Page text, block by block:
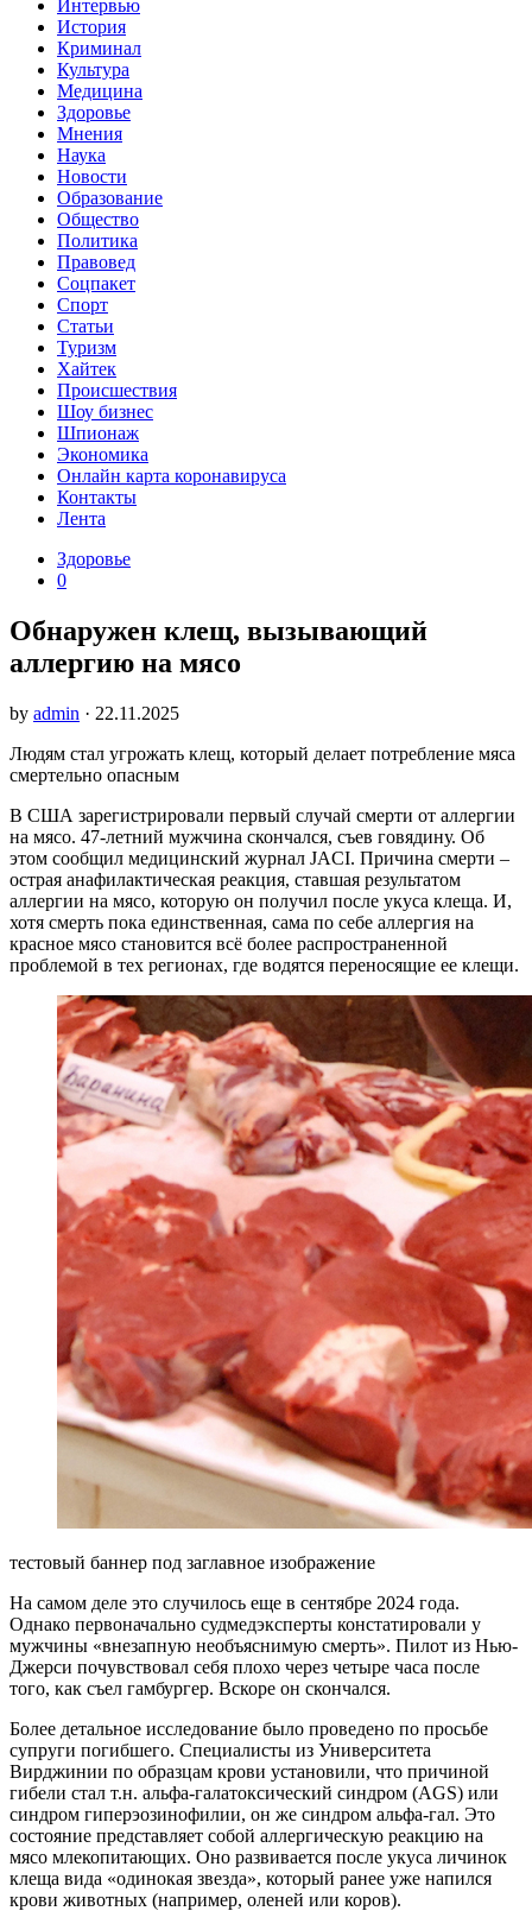
Интервью
История
Криминал
Культура
Медицина
Current
Page
Parent
Здоровье
Мнения
Наука
Новости
Образование
Общество
Политика
Правовед
Соцпакет
Спорт
Статьи
Туризм
Хайтек
Происшествия
Шоу бизнес
Шпионаж
Экономика
Онлайн карта коронавируса
Контакты
Лента
Здоровье
0
Обнаружен клещ, вызывающий
аллергию на мясо
by admin · 22.11.2025
Людям стал угрожать клещ, который делает потребление мяса
смертельно опасным
В США зарегистрировали первый случай смерти от аллергии
на мясо. 47-летний мужчина скончался, съев говядину. Об
этом сообщил медицинский журнал JACI. Причина смерти –
острая анафилактическая реакция, ставшая результатом
аллергии на мясо, которую он получил после укуса клеща. И,
хотя смерть пока единственная, сама по себе аллергия на
красное мясо становится всё более распространенной
проблемой в тех регионах, где водятся переносящие ее клещи.
тестовый баннер под заглавное изображение
На самом деле это случилось еще в сентябре 2024 года.
Однако первоначально судмедэксперты констатировали у
мужчины «внезапную необъяснимую смерть». Пилот из Нью-
Джерси почувствовал себя плохо через четыре часа после
того, как съел гамбургер. Вскоре он скончался.
Более детальное исследование было проведено по просьбе
супруги погибшего. Специалисты из Университета
Вирджинии по образцам крови установили, что причиной
гибели стал т.н. альфа-галатоксический синдром (AGS) или
синдром гиперэозинофилии, он же синдром альфа-гал. Это
состояние представляет собой аллергическую реакцию на
мясо млекопитающих. Оно развивается после укуса личинок
клеща вида «одинокая звезда», который ранее уже напился
крови животных (например, оленей или коров).